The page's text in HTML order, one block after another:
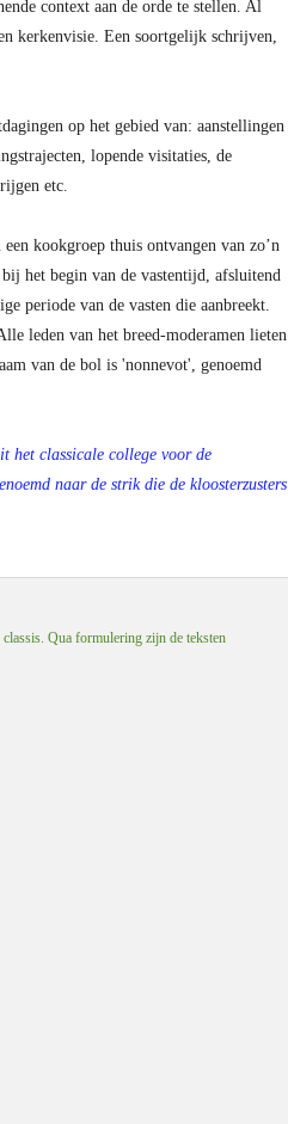
context aan de orde te stellen. Al
kerkenvisie. Een soortgelijk schrijven,
op het gebied van: aanstellingen
lopende visitaties, de
etc.
kookgroep thuis ontvangen van zo’n
het begin van de vastentijd, afsluitend
periode van de vasten die aanbreekt.
leden van het breed-moderamen lieten
van de bol is 'nonnevot', genoemd
het classicale college voor de
naar de strik die de kloosterzusters
Qua formulering zijn de teksten